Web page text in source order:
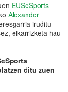
EUSeSports
Alexander
iruditu
elkarrizketa hau
ditu zuen